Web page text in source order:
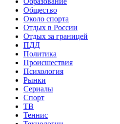
Общество
Около спорта
Отдых в России
Отдых за границей
ПДД
Политика
Происшествия
Психология
Рынки
Сериалы
Спорт
ТВ
Теннис